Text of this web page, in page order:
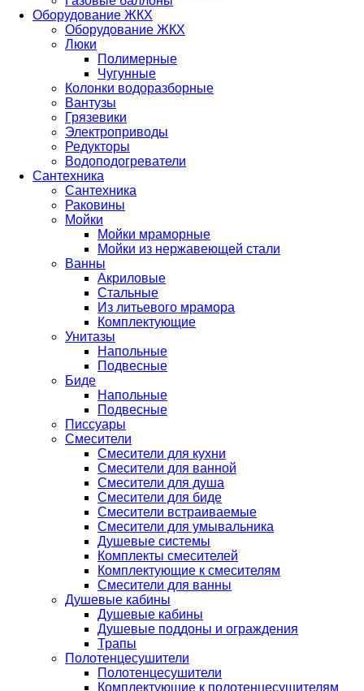
Оборудование ЖКХ
Оборудование ЖКХ
Люки
Полимерные
Чугунные
Колонки водоразборные
Вантузы
Грязевики
Электроприводы
Редукторы
Водоподогреватели
Сантехника
Сантехника
Раковины
Мойки
Мойки мраморные
Мойки из нержавеющей стали
Ванны
Акриловые
Стальные
Из литьевого мрамора
Комплектующие
Унитазы
Напольные
Подвесные
Биде
Напольные
Подвесные
Писсуары
Смесители
Смесители для кухни
Смесители для ванной
Смесители для душа
Смесители для биде
Смесители встраиваемые
Смесители для умывальника
Душевые системы
Комплекты смесителей
Комплектующие к смесителям
Смесители для ванны
Душевые кабины
Душевые кабины
Душевые поддоны и ограждения
Трапы
Полотенцесушители
Полотенцесушители
Комплектующие к полотенцесушителям